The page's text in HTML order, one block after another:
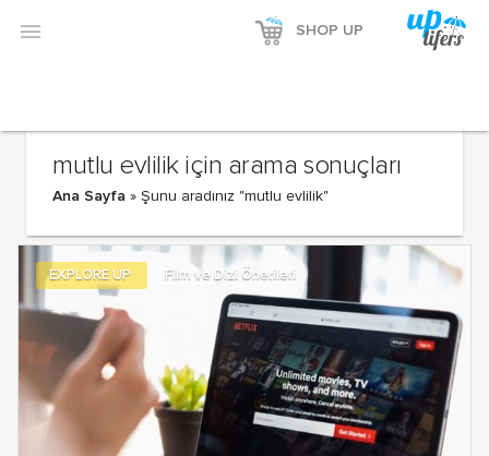
 SHOP UP
mutlu evlilik için arama sonuçları
Ana Sayfa » Şunu aradınız "mutlu evlilik"
EXPLORE UP Film ve Dizi Önerileri